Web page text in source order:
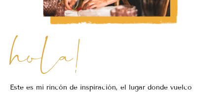
hola!
Este es mi rincón de inspiración, el lugar donde vuelco